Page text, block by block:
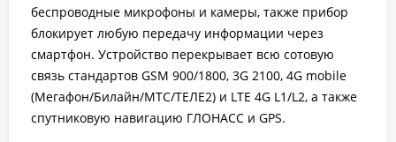
беспроводные микрофоны и камеры, также прибор
блокирует любую передачу информации через
смартфон. Устройство перекрывает всю сотовую
связь стандартов GSM 900/1800, 3G 2100, 4G mobile
(Мегафон/Билайн/МТС/ТЕЛЕ2) и LTE 4G L1/L2, а также
спутниковую навигацию ГЛОНАСС и GPS.